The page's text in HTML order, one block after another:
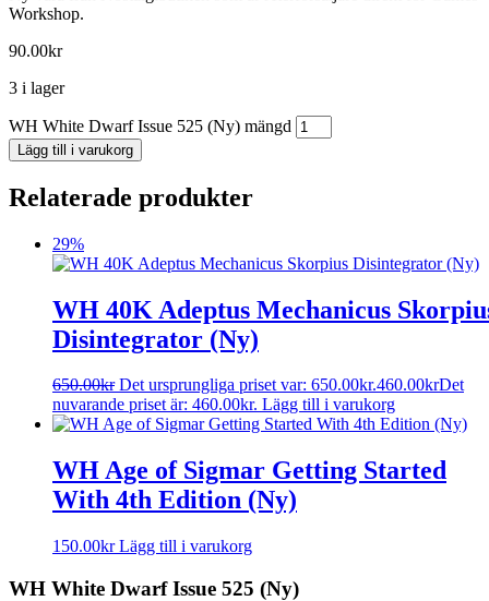
Workshop.
90.00kr
3 i lager
WH White Dwarf Issue 525 (Ny) mängd
Lägg till i varukorg
Relaterade produkter
29%
WH 40K Adeptus Mechanicus
Disintegrator (Ny)
650.00kr Det ursprungliga priset var: 650.00kr.460.00krDet
nuvarande priset är: 460.00kr. Lägg till i varukorg
WH Age of Sigmar Getting Started
With 4th Edition (Ny)
150.00kr Lägg till i varukorg
WH White Dwarf Issue 525 (Ny)